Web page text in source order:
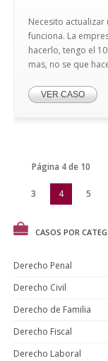
Necesito actualizar
funciona. La
hacerlo, tengo el
mas, no se que
VER CASO
Página 4 de 10
3 4 5
CASOS POR
Derecho Penal
Derecho Civil
Derecho de Familia
Derecho Fiscal
Derecho Laboral